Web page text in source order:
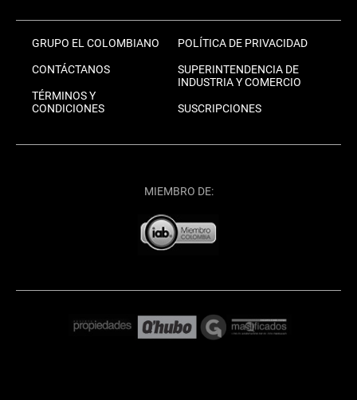
GRUPO EL COLOMBIANO
CONTÁCTANOS
TÉRMINOS Y
CONDICIONES
POLÍTICA DE PRIVACIDAD
SUPERINTENDENCIA DE
INDUSTRIA Y COMERCIO
SUSCRIPCIONES
MIEMBRO DE: